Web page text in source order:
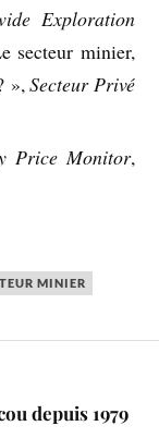
Exploration
secteur minier,
»,Secteur Privé
Price Monitor,
MINIER
depuis 1979